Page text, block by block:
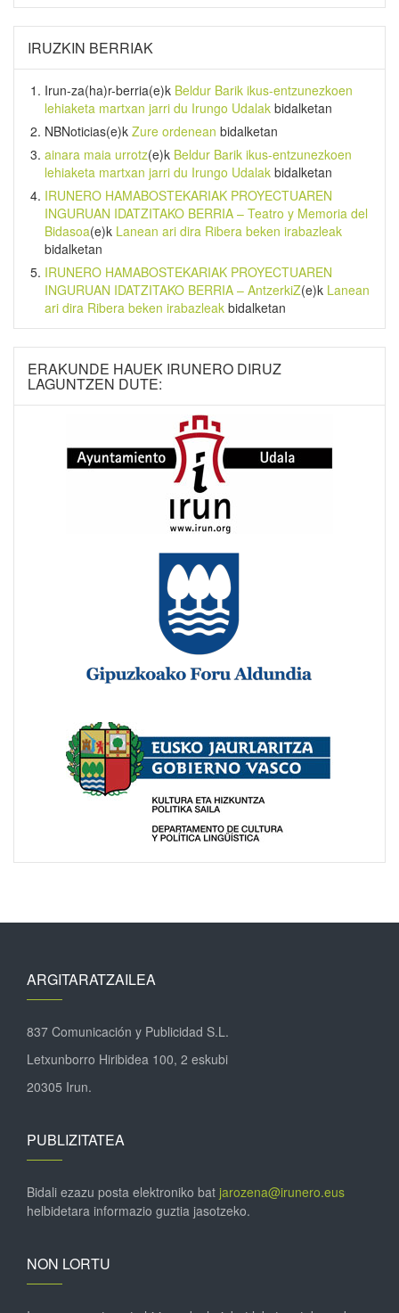
IRUZKIN BERRIAK
Irun-za(ha)r-berria(e)k Beldur Barik ikus-entzunezkoen
lehiaketa martxan jarri du Irungo Udalak bidalketan
NBNoticias(e)k Zure ordenean bidalketan
ainara maia urrotz(e)k Beldur Barik ikus-entzunezkoen
lehiaketa martxan jarri du Irungo Udalak bidalketan
IRUNERO HAMABOSTEKARIAK PROYECTUAREN
INGURUAN IDATZITAKO BERRIA – Teatro y Memoria del
Bidasoa(e)k Lanean ari dira Ribera beken irabazleak
bidalketan
IRUNERO HAMABOSTEKARIAK PROYECTUAREN
INGURUAN IDATZITAKO BERRIA – AntzerkiZ(e)k Lanean
ari dira Ribera beken irabazleak bidalketan
ERAKUNDE HAUEK IRUNERO DIRUZ
LAGUNTZEN DUTE:
ARGITARATZAILEA
837 Comunicación y Publicidad S.L.
Letxunborro Hiribidea 100, 2 eskubi
20305 Irun.
PUBLIZITATEA
Bidali ezazu posta elektroniko bat jarozena@irunero.eus
helbidetara informazio guztia jasotzeko.
NON LORTU